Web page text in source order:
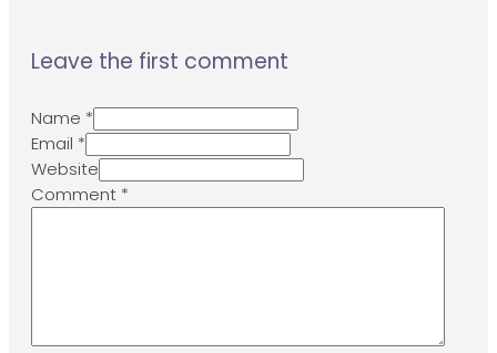
Leave the first comment
Name *
Email *
Website
Comment *